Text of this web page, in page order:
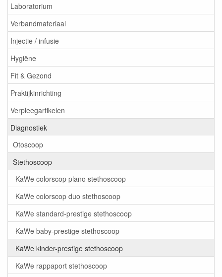
Laboratorium
Verbandmateriaal
Injectie / infusie
Hygiëne
Fit & Gezond
Praktijkinrichting
Verpleegartikelen
Diagnostiek
Otoscoop
Stethoscoop
KaWe colorscop plano stethoscoop
KaWe colorscop duo stethoscoop
KaWe standard-prestige stethoscoop
KaWe baby-prestige stethoscoop
KaWe kinder-prestige stethoscoop
KaWe rappaport stethoscoop